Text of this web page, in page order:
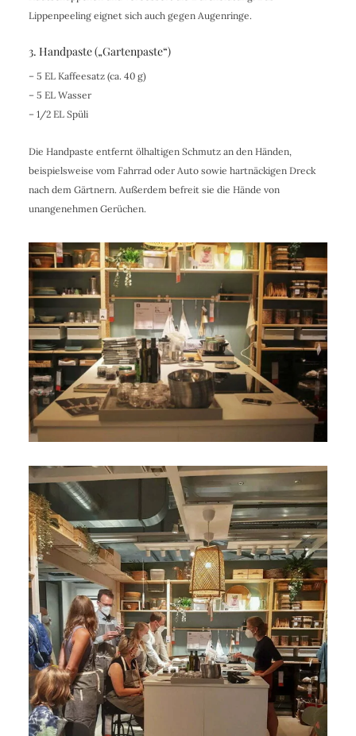
Lippenpeeling eignet sich auch gegen Augenringe.
3. Handpaste („Gartenpaste“)
– 5 EL Kaffeesatz (ca. 40 g)
– 5 EL Wasser
– 1/2 EL Spüli
Die Handpaste entfernt ölhaltigen Schmutz an den Händen,
beispielsweise vom Fahrrad oder Auto sowie hartnäckigen Dreck
nach dem Gärtnern. Außerdem befreit sie die Hände von
unangenehmen Gerüchen.